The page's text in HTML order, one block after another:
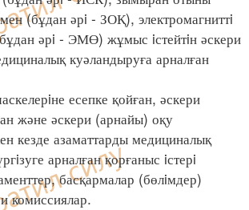
(бұдан әрi - ЗОҚ), электромагниттi
әрi - ЭМӨ) жұмыс iстейтiн әскери
куәландыруға арналған
есепке қойған, әскери
және әскери (арнайы) оқу
кезде азаматтарды медициналық
арналған қорғаныс iстерi
басқармалар (бөлiмдер)
комиссиялар.